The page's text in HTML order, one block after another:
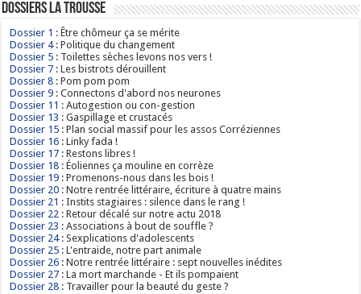
Dossiers La Trousse
Dossier 1 : Être chômeur ça se mérite
Dossier 4: Politique du changement
Dossier 5 : Toilettes sèches levons nos vers !
Dossier 7 : Les bistrots dérouillent
Dossier 8 : Pom pom pom
Dossier 9 : Connectons d'abord nos neurones
Dossier 11 : Autogestion ou con-gestion
Dossier 13 : Gaspillage et crustacés
Dossier 15 : Plan social massif pour les assos Corréziennes
Dossier 16 : Linky fada !
Dossier 17 : Restons libres !
Dossier 18 : Éoliennes ça mouline en corrèze
Dossier 19 : Promenons-nous dans les bois !
Dossier 20 : Notre rentrée littéraire, écriture à quatre mains
Dossier 21 : Instits stagiaires : silence dans le rang !
Dossier 22 : Retour décalé sur notre actu 2018
Dossier 23 : Associations à bout de souffle ?
Dossier 24: Sexplications d'adolescents
Dossier 25 : L'entraide, notre part animale
Dossier 26 : Notre rentrée littéraire : sept nouvelles inédites
Dossier 27 : La mort marchande - Et ils pompaient
Dossier 28 : Travailler pour la beauté du geste ?